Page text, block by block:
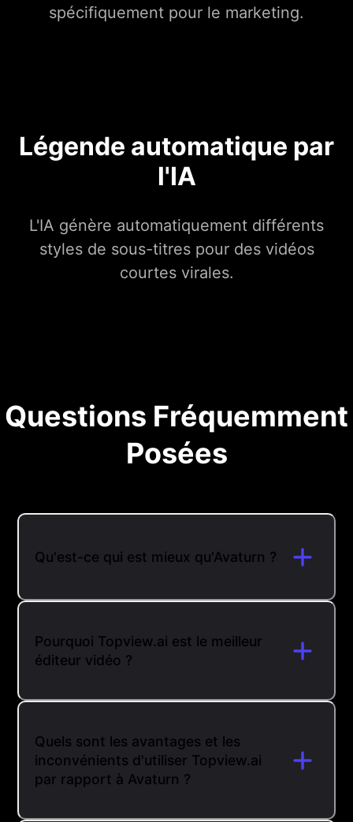
spécifiquement pour le marketing.
Légende automatique par
l'IA
L'IA génère automatiquement différents
styles de sous-titres pour des vidéos
courtes virales.
Questions Fréquemment
Posées
Qu'est-ce qui est mieux qu'Avaturn ?
Pourquoi Topview.ai est le meilleur
éditeur vidéo ?
Quels sont les avantages et les
inconvénients d'utiliser Topview.ai
par rapport à Avaturn ?